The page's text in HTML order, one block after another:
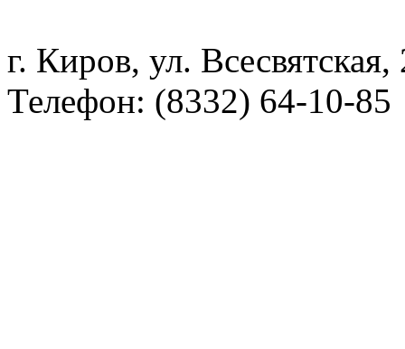
г. Киров, ул. Всесвятская,
Телефон: (8332) 64-10-85